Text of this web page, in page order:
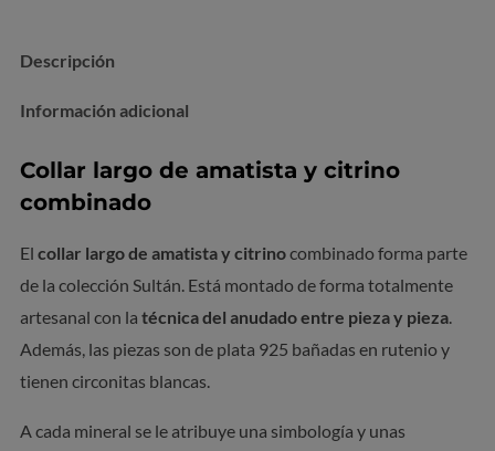
Descripción
Información adicional
Collar largo de amatista y citrino
combinado
El collar largo de amatista y citrinocombinado forma parte
de la colección Sultán. Está montado de forma totalmente
artesanal con la técnica del anudado entre pieza y pieza.
Además, las piezas son de plata 925 bañadas en rutenio y
tienen circonitas blancas.
A cada mineral se le atribuye una simbología y unas